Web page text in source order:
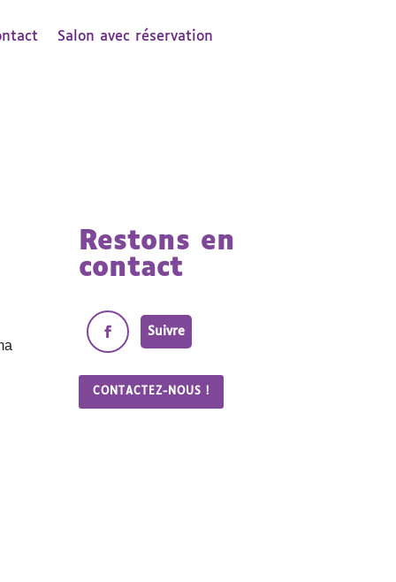
Salon avec réservation
Restons en
contact
Suivre
CONTACTEZ-NOUS !